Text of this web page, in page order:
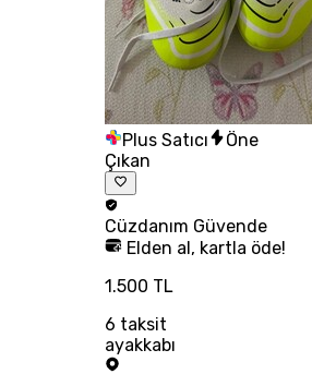
Plus Satıcı
Öne
Çıkan
Cüzdanım Güvende
Elden al, kartla öde!
1.500 TL
6 taksit
ayakkabı